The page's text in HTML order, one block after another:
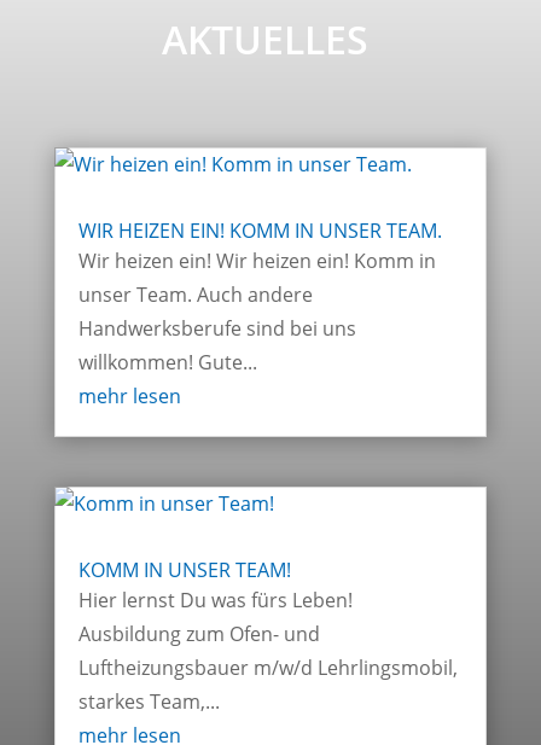
AKTUELLES
WIR HEIZEN EIN! KOMM IN UNSER TEAM.
Wir heizen ein! Wir heizen ein! Komm in
unser Team. Auch andere
Handwerksberufe sind bei uns
willkommen! Gute...
mehr lesen
KOMM IN UNSER TEAM!
Hier lernst Du was fürs Leben!
Ausbildung zum Ofen- und
Luftheizungsbauer m/w/d Lehrlingsmobil,
starkes Team,...
mehr lesen